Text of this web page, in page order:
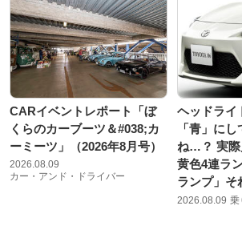
CARイベントレポート「ぼ
くらのカーブーツ＆#038;カ
ーミーツ」（2026年8月号）
2026.08.09
カー・アンド・ドライバー
ヘッドライ
「青」に
ね…？ 実際
黄色4連ラ
ランプ」そ
2026.08.09 乗